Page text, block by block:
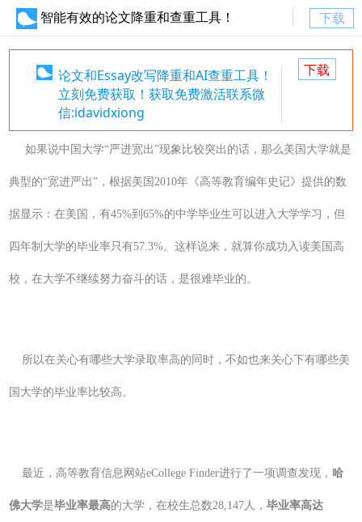
智能有效的论文降重和查重工具！ 下载
论文和Essay改写降重和AI查重工具！
立刻免费获取！获取免费激活联系微
信:idavidxiong
下载
如果说中国大学“严进宽出”现象比较突出的话，那么美国大学就是
典型的“宽进严出”，根据美国2010年《高等教育编年史记》提供的数
据显示：在美国，有45%到65%的中学毕业生可以进入大学学习，但
四年制大学的毕业率只有57.3%。这样说来，就算你成功入读美国高
校，在大学不继续努力奋斗的话，是很难毕业的。
所以在关心有哪些大学录取率高的同时，不如也来关心下有哪些美
国大学的毕业率比较高。
最近，高等教育信息网站eCollege Finder进行了一项调查发现， 哈
佛大学是毕业率最高的大学，在校生总数28,147人， 毕业率高达